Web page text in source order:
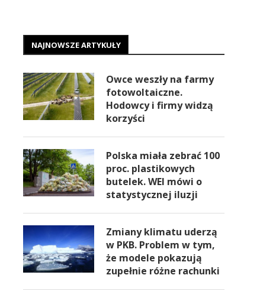
NAJNOWSZE ARTYKUŁY
Owce weszły na farmy
fotowoltaiczne.
Hodowcy i firmy widzą
korzyści
Polska miała zebrać 100
proc. plastikowych
butelek. WEI mówi o
statystycznej iluzji
Zmiany klimatu uderzą
w PKB. Problem w tym,
że modele pokazują
zupełnie różne rachunki